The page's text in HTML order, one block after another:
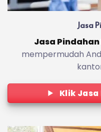
Jasa
Jasa
mempermudah
Klik